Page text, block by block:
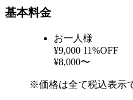
基本料金
お一人様
¥9,000 11%OFF
¥8,000〜
※価格は全て税込表示